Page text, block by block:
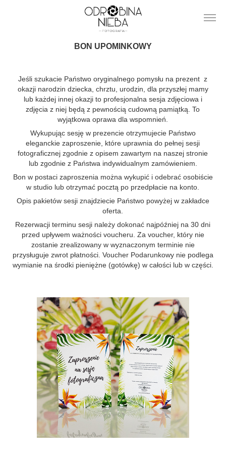
BON UPOMINKOWY
Jeśli szukacie Państwo oryginalnego pomysłu na prezent z
okazji narodzin dziecka, chrztu, urodzin, dla przyszłej mamy
lub każdej innej okazji to profesjonalna sesja zdjęciowa i
zdjęcia z niej będą z pewnością cudowną pamiątką. To
wyjątkowa oprawa dla wspomnień.
Wykupując sesję w prezencie otrzymujecie Państwo
eleganckie zaproszenie, które uprawnia do pełnej sesji
fotograficznej zgodnie z opisem zawartym na naszej stronie
lub zgodnie z Państwa indywidualnym zamówieniem.
Bon w postaci zaproszenia można wykupić i odebrać osobiście
w studio lub otrzymać pocztą po przedpłacie na konto.
Opis pakietów sesji znajdziecie Państwo powyżej w zakładce
oferta.
Rezerwacji terminu sesji należy dokonać najpóźniej na 30 dni
przed upływem ważności voucheru. Za voucher, który nie
zostanie zrealizowany w wyznaczonym terminie nie
przysługuje zwrot płatności. Voucher Podarunkowy nie podlega
wymianie na środki pieniężne (gotówkę) w całości lub w części.